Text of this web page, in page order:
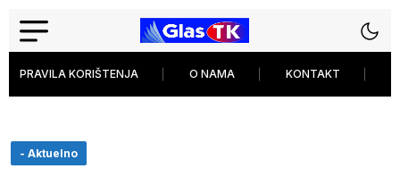
PRAVILA KORIŠTENJA O NAMA KONTAKT
- Aktuelno